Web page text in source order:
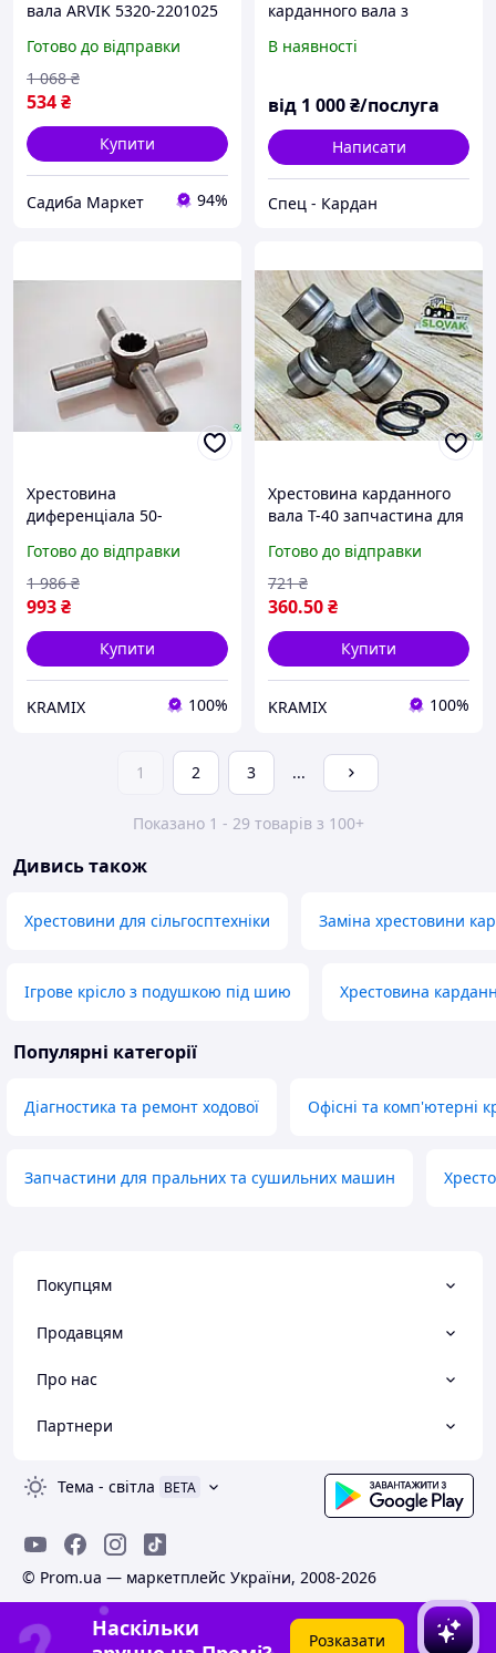
вала ARVIK 5320-2201025
КАМАЗ для передавання
крутного моменту
Готово до відправки
534₴
1 068 ₴
Купити
Садиба Маркет 94%
карданного вала з
балансуванням
В наявності
від 1 000₴/послуга
Написати
Спец - Кардан
Хрестовина
диференціала 50-
МТЗ-80 МТЗ-82 для
надійного передавання
потужності
Готово до відправки
993₴
1 986 ₴
Купити
KRAMIX 100%
Хрестовина карданного
вала Т-40 запчастина для
передавання крутного
моменту та зниження
вібрації
Готово до відправки
360.50₴
721 ₴
Купити
KRAMIX 100%
1 2 3 ...
Показано 1 - 29 товарів з 100+
Дивись також
Хрестовини для сільгосптехніки Заміна хрестовини
Ігрове крісло з подушкою під шию Хрестовина
Популярні категорії
Діагностика та ремонт ходової Офісні та комп'ютерні
Запчастини для пральних та сушильних машин
Покупцям
Продавцям
Про нас
Партнери
Тема - світла BETA
© Prom.ua — маркетплейс України, 2008-2026
Наскільки
Розказати